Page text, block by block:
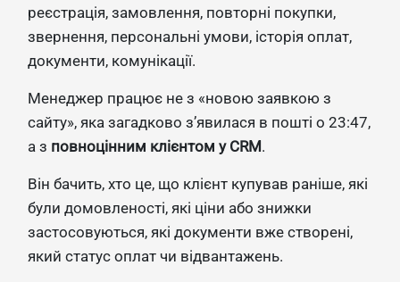
реєстрація, замовлення, повторні покупки,
звернення, персональні умови, історія оплат,
документи, комунікації.
Менеджер працює не з «новою заявкою з
сайту», яка загадково з’явилася в пошті о 23:47,
а з повноцінним клієнтом у CRM .
Він бачить, хто це, що клієнт купував раніше, які
були домовленості, які ціни або знижки
застосовуються, які документи вже створені,
який статус оплат чи відвантажень.